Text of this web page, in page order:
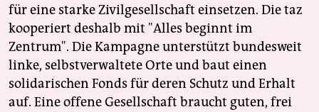
für eine starke Zivilgesellschaft einsetzen. Die taz
kooperiert deshalb mit "Alles beginnt im
Zentrum". Die Kampagne unterstützt bundesweit
linke, selbstverwaltete Orte und baut einen
solidarischen Fonds für deren Schutz und Erhalt
auf. Eine offene Gesellschaft braucht guten, frei